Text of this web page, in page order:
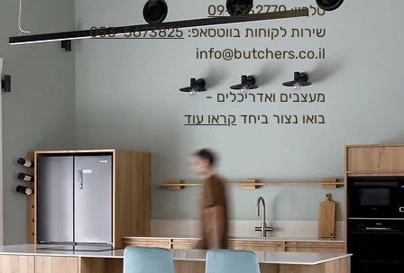
טלפון:09-7932770
שירות לקוחות בווטסאפ:053-5673825
info@butchers.co.il
מעצבים ואדריכלים -
בואו נצור ביחד קראו עוד